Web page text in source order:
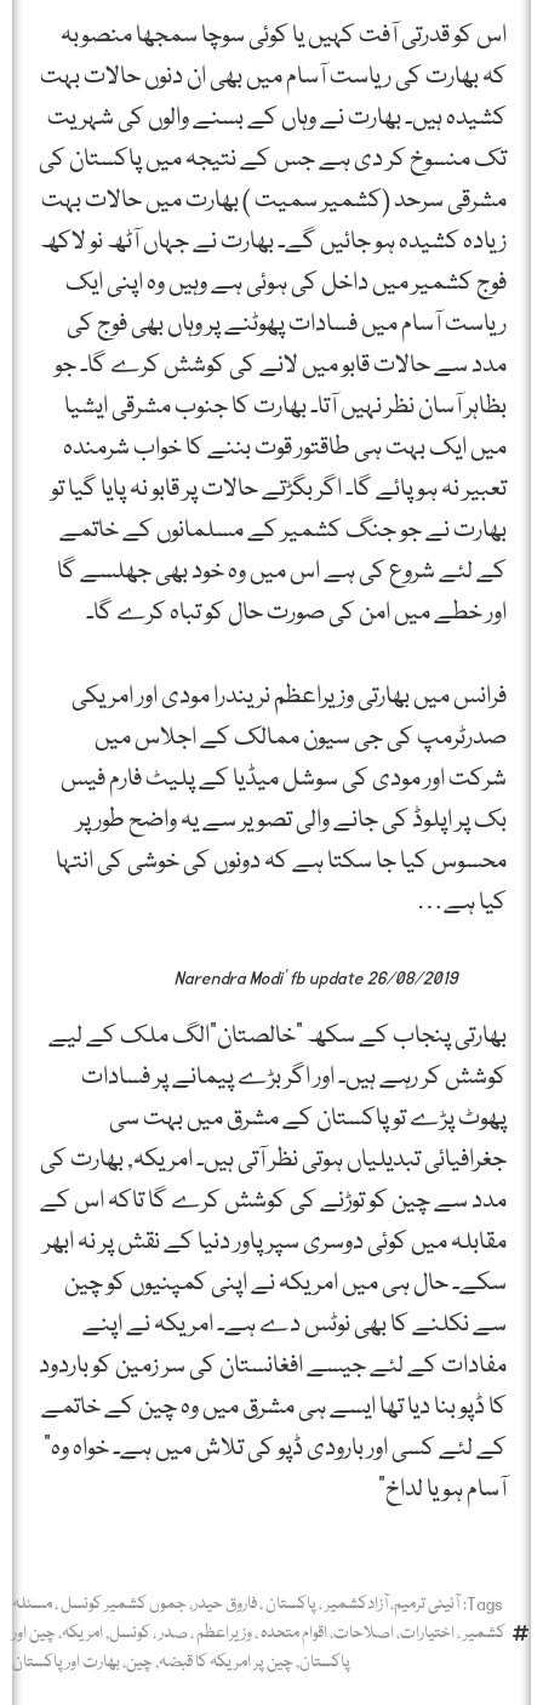
اس کو قدرتی آفت کہیں یا کوئی سوچا سمجھا منصوبہ
کہ بھارت کی ریاست آسام میں بھی ان دنوں حالات بہت
کشیدہ ہیں۔ بھارت نے وہاں کے بسنے والوں کی شہریت
تک منسوخ کر دی ہے جس کے نتیجہ میں پاکستان کی
مشرقی سرحد (کشمیر سمیت ) بھارت میں حالات بہت
زیادہ کشیدہ ہو جائیں گے۔ بھارت نے جہاں آٹھ نو لاکھ
فوج کشمیر میں داخل کی ہوئی ہے وہیں وہ اپنی ایک
ریاست آسام میں فسادات پھوٹنے پر وہاں بھی فوج کی
مدد سے حالات قابو میں لانے کی کوشش کرے گا۔ جو
بظاہر آسان نظر نہیں آتا۔ بھارت کا جنوب مشرقی ایشیا
میں ایک بہت ہی طاقتور قوت بننے کا خواب شرمندہ
تعبیر نہ ہو پائے گا۔ اگر بگڑتے حالات پر قابو نہ پایا گیا تو
بھارت نے جو جنگ کشمیر کے مسلمانوں کے خاتمے
کے لئے شروع کی ہے اس میں وہ خود بھی جھلسے گا
اور خطے میں امن کی صورت حال کو تباہ کرے گا۔
فرانس میں بھارتی وزیراعظم نریندرا مودی اور امریکی
صدرٹرمپ کی جی سیون ممالک کے اجلاس میں
شرکت اور مودی کی سوشل میڈیا کے پلیٹ فارم فیس
بک پر اپلوڈ کی جانے والی تصویر سے یہ واضح طور پر
محسوس کیا جا سکتا ہے کہ دونوں کی خوشی کی انتہا
کیا ہے…
Narendra Modi’ fb update 26/08/2019
بھارتی پنجاب کے سکھ “خالصتان”الگ ملک کے لیے
کوشش کر رہے ہیں۔ اور اگر بڑے پیمانے پر فسادات
پھوٹ پڑے تو پاکستان کے مشرق میں بہت سی
جغرافیائی تبدیلیاں ہوتی نظر آتی ہیں۔ امریکہ, بھارت کی
مدد سے چین کو توڑنے کی کوشش کرے گا تاکہ اس کے
مقابلہ میں کوئی دوسری سپر پاور دنیا کے نقش پر نہ ابھر
سکے۔ حال ہی میں امریکہ نے اپنی کمپنیوں کو چین
سے نکلنے کا بھی نوٹس دے ہے۔ امریکہ نے اپنے
مفادات کے لئے جیسے افغانستان کی سر زمین کو باردود
کا ڈپو بنا دیا تھا ایسے ہی مشرق میں وہ چین کے خاتمے
کے لئے کسی اور بارودی ڈپو کی تلاش میں ہے۔ خواہ وہ”
آسام ہو یا لداخ”
Tags: آئینی ترمیم، آزادکشمیر ، پاکستان ، فاروق حیدر، جموں کشمیر کونسل ، مسئلہ
کشمیر ، اختیارات، اصلاحات، اقوام متحدہ ، وزیراعظم ، صدر ، کونسل,امریکہ، چین اور
پاکستان,چین پر امریکہ کا قبضہ,چین، بھارت اور پاکستان